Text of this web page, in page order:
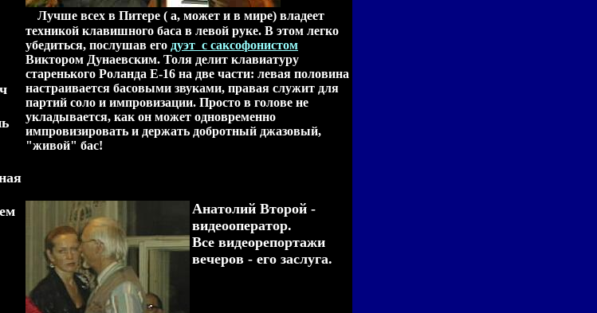
Лучше всех в Питере ( а, может и в мире) владеет
техникой клавишного баса в левой руке. В этом легко
убедиться, послушав его дуэт с саксофонистом
Виктором Дунаевским. Толя делит клавиатуру
старенького Роланда Е-16 на две части: левая половина
настраивается басовыми звуками, правая служит для
партий соло и импровизации. Просто в голове не
укладывается, как он может одновременно
импровизировать и держать добротный джазовый,
"живой" бас!
Анатолий Второй -
видеооператор.
Все видеорепортажи
вечеров - его заслуга.